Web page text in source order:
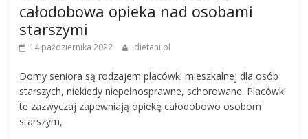
całodobowa opieka nad osobami
starszymi
14 października 2022 dietani.pl
Domy seniora są rodzajem placówki mieszkalnej dla osób
starszych, niekiedy niepełnosprawne, schorowane. Placówki
te zazwyczaj zapewniają opiekę całodobowo osobom
starszym,